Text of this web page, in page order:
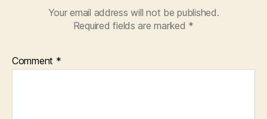
Your email address will not be published.
Required fields are marked *
Comment *